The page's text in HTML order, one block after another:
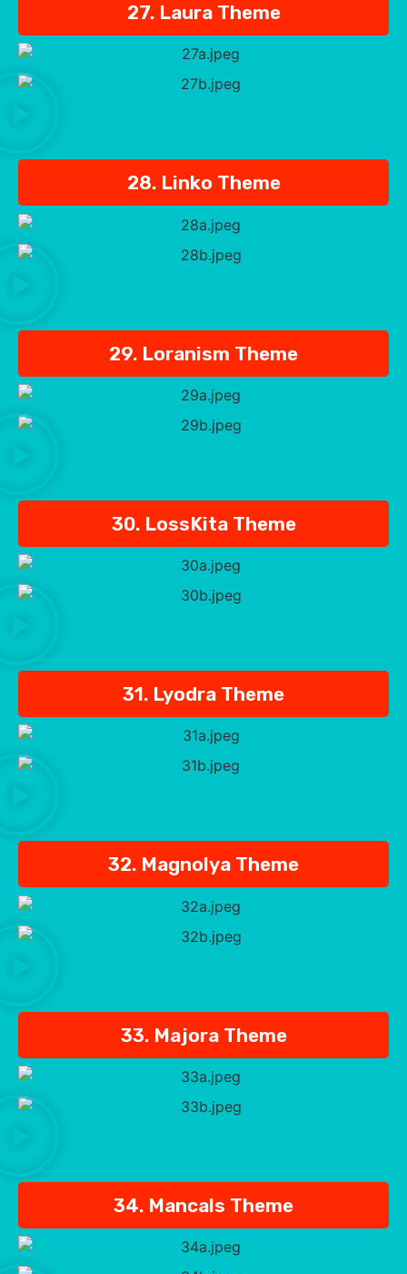
27. Laura Theme
28. Linko Theme
29. Loranism Theme
30. LossKita Theme
31. Lyodra Theme
32. Magnolya Theme
33. Majora Theme
34. Mancals Theme